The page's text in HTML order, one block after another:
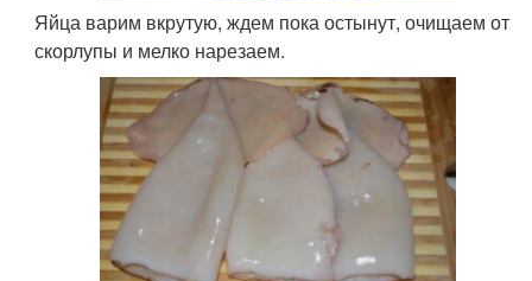
Яйца варим вкрутую, ждем пока остынут, очищаем от
скорлупы и мелко нарезаем.